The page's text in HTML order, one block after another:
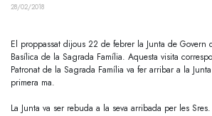
28/02/2018
El proppassat dijous 22 de febrer la Junta de Govern
Basílica de la Sagrada Família. Aquesta visita
Patronat de la Sagrada Família va fer arribar a la
primera ma.
La Junta va ser rebuda a la seva arribada per les